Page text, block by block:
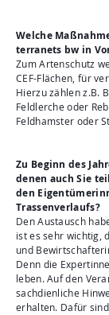
Welche
terranets bw in
Zum Artenschutz
CEF-Flächen, für
Hierzu zählen z.B.
Feldlerche oder
Feldhamster oder
Zu Beginn des
denen auch Sie
den
Trassenverlaufs?
Den Austausch
ist es sehr wichtig,
und
Denn die
leben. Auf den
sachdienliche
erhalten. Dafür